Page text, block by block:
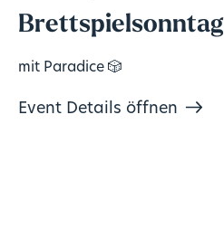
Brettspielsonntag
mit Paradice 🎲
Event Details öffnen